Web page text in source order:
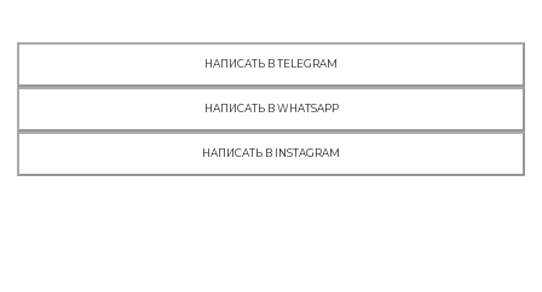
НАПИСАТЬ В TELEGRAM
НАПИСАТЬ В WHATSAPP
НАПИСАТЬ В INSTAGRAM